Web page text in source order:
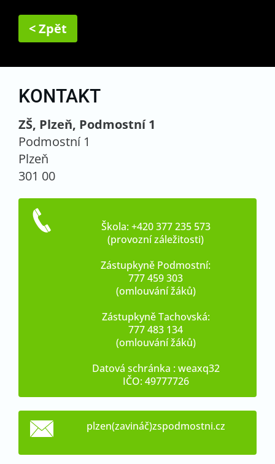
< Zpět
KONTAKT
ZŠ, Plzeň, Podmostní 1
Podmostní 1
Plzeň
301 00
Škola: +420 377 235 573
(provozní záležitosti)
Zástupkyně Podmostní:
777 459 303
(omlouvání žáků)
Zástupkyně Tachovská:
777 483 134
(omlouvání žáků)
Datová schránka : weaxq32
IČO: 49777726
plzen(zavináč)zspodmostni.cz